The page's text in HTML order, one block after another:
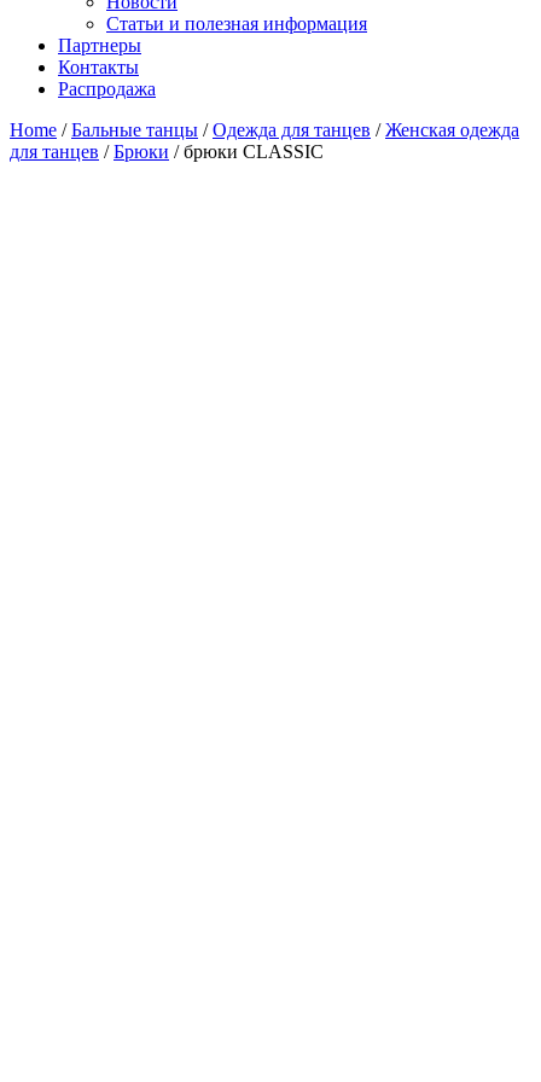
Статьи и полезная информация
Партнеры
Контакты
Распродажа
Home /Бальные танцы /Одежда для танцев /Женская одежда
для танцев /Брюки / брюки CLASSIC